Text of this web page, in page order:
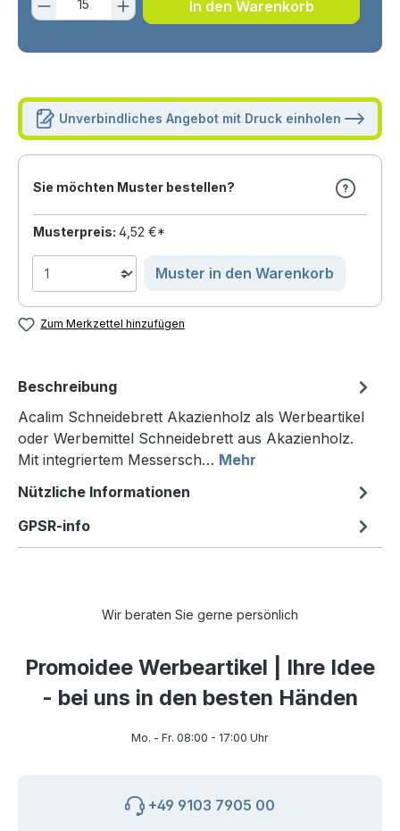
In den Warenkorb
Unverbindliches Angebot mit Druck einholen
Sie möchten Muster bestellen?
Musterpreis: 4,52 €*
Muster in den Warenkorb
Zum Merkzettel hinzufügen
Beschreibung
Acalim Schneidebrett Akazienholz als Werbeartikel
oder Werbemittel Schneidebrett aus Akazienholz.
Mit integriertem Messersch… Mehr
Nützliche Informationen
GPSR-info
Wir beraten Sie gerne persönlich
Promoidee Werbeartikel | Ihre Idee
- bei uns in den besten Händen
Mo. - Fr. 08:00 - 17:00 Uhr
+49 9103 7905 00